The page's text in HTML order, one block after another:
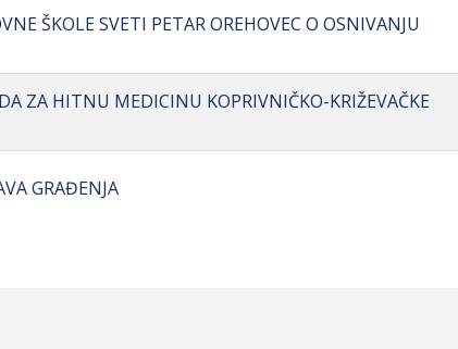
ŠKOLE SVETI PETAR OREHOVEC O OSNIVANJU
ZA HITNU MEDICINU KOPRIVNIČKO-KRIŽEVAČKE
GRAĐENJA